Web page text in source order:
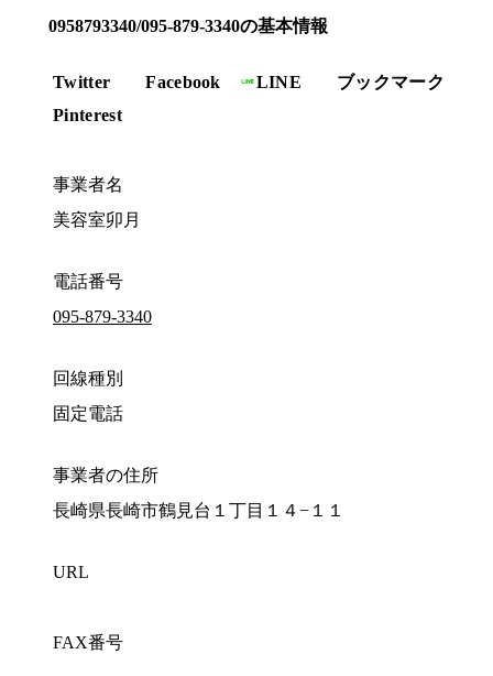
0958793340/095-879-3340の基本情報
Twitter Facebook LINE
ブックマーク
Pinterest
事業者名
美容室卯月
電話番号
095-879-3340
回線種別
固定電話
事業者の住所
長崎県長崎市鶴見台１丁目１４−１１
URL
FAX番号